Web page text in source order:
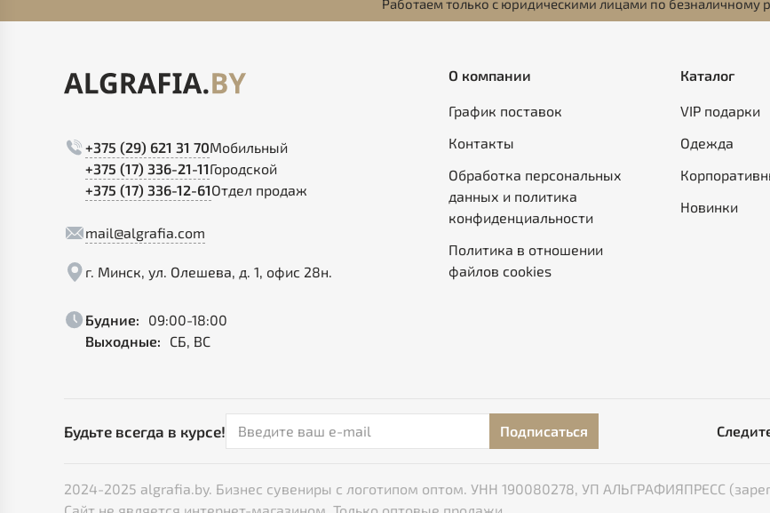
Работаем только с юридическими лицами по безналичному
+375 (29) 621 31 70Мобильный
+375 (17) 336-21-11Городской
+375 (17) 336-12-61Отдел продаж
mail@algrafia.com
г. Минск, ул. Олешева, д. 1, офис 28н.
Будние:
09:00-18:00
Выходные:
СБ, ВС
О компании
График поставок
Контакты
Обработка персональных
данных и политика
конфиденциальности
Политика в отношении
файлов cookies
Каталог
VIP подарки
Одежда
Новинки
Будьте всегда в курсе! Подписаться
2024-2025 algrafia.by. Бизнес сувениры с логотипом оптом. УНН 190080278, УП АЛЬГРАФИЯПРЕСС